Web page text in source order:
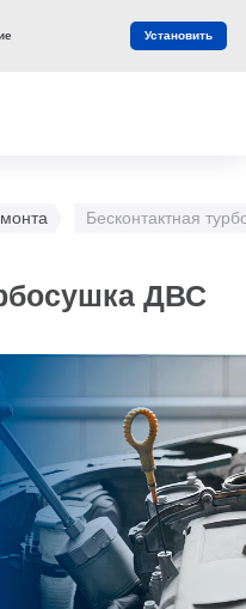
Бесконтактная
ДВС
Установить